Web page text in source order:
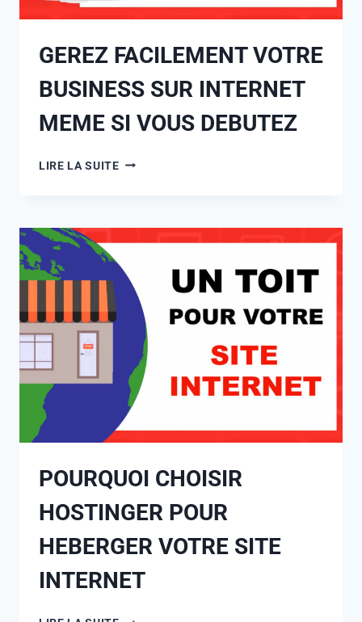
GEREZ FACILEMENT VOTRE
BUSINESS SUR INTERNET
MEME SI VOUS DEBUTEZ
LIRE LA SUITE
POURQUOI CHOISIR
HOSTINGER POUR
HEBERGER VOTRE SITE
INTERNET